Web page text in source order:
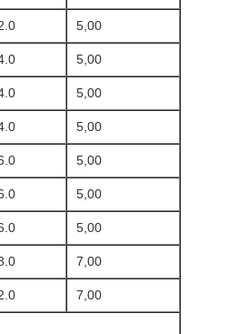
5,00
5,00
5,00
5,00
5,00
5,00
5,00
7,00
7,00